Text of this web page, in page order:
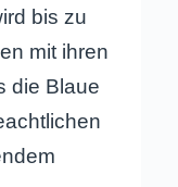
bis zu
mit ihren
die Blaue